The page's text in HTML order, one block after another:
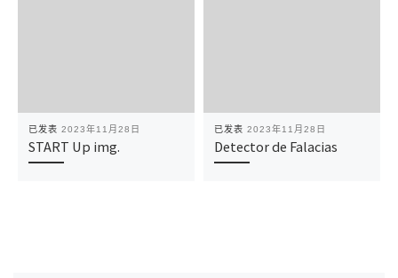
已发表 2023年11月28日
START Up img.
已发表 2023年11月28日
Detector de Falacias